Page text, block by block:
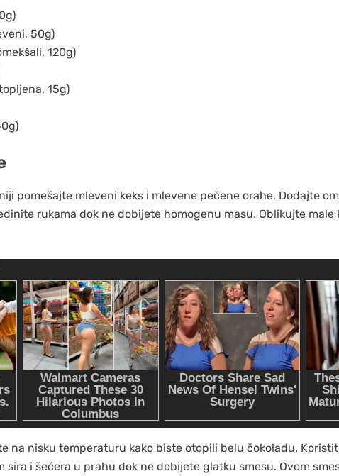
50g)
120g)
15g)
pomešajte mleveni keks i mlevene pečene orahe. Dodajte
rukama dok ne dobijete homogenu masu. Oblikujte
na nisku temperaturu kako biste otopili belu čokoladu.
sira i šećera u prahu dok ne dobijete glatku smesu. Ovom